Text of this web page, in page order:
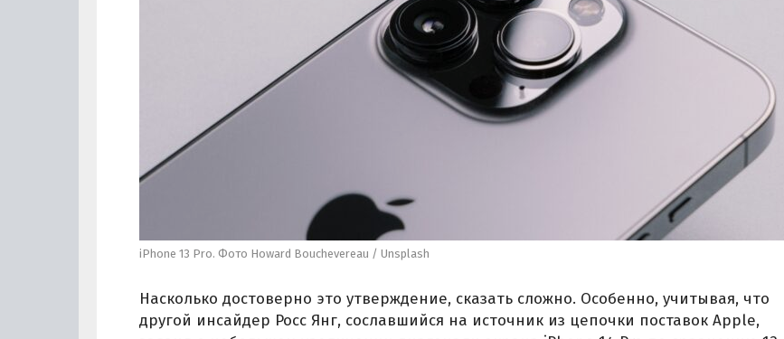
iPhone 13 Pro. Фото Howard Bouchevereau / Unsplash
Насколько достоверно это утверждение, сказать сложно. Особенно, учитывая, что
другой инсайдер Росс Янг, сославшийся на источник из цепочки поставок Apple,